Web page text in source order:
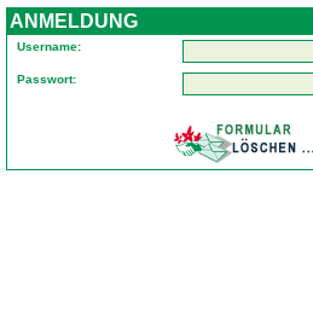
ANMELDUNG
Username:
Passwort: